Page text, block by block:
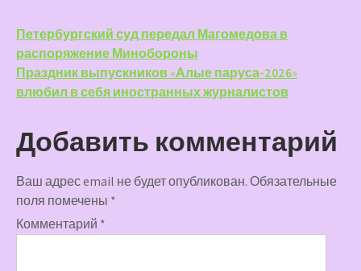
Навигация
по
записям
Петербургский суд передал Магомедова в
распоряжение Минобороны
Праздник выпускников «Алые паруса-2026»
влюбил в себя иностранных журналистов
Добавить комментарий
Ваш адрес email не будет опубликован.Обязательные
поля помечены *
Комментарий *